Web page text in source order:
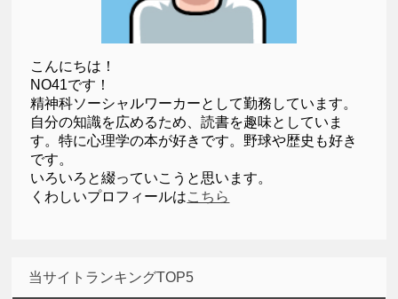
こんにちは！
NO41です！
精神科ソーシャルワーカーとして勤務しています。
自分の知識を広めるため、読書を趣味としていま
す。特に心理学の本が好きです。野球や歴史も好き
です。
いろいろと綴っていこうと思います。
くわしいプロフィールはこちら
当サイトランキングTOP5